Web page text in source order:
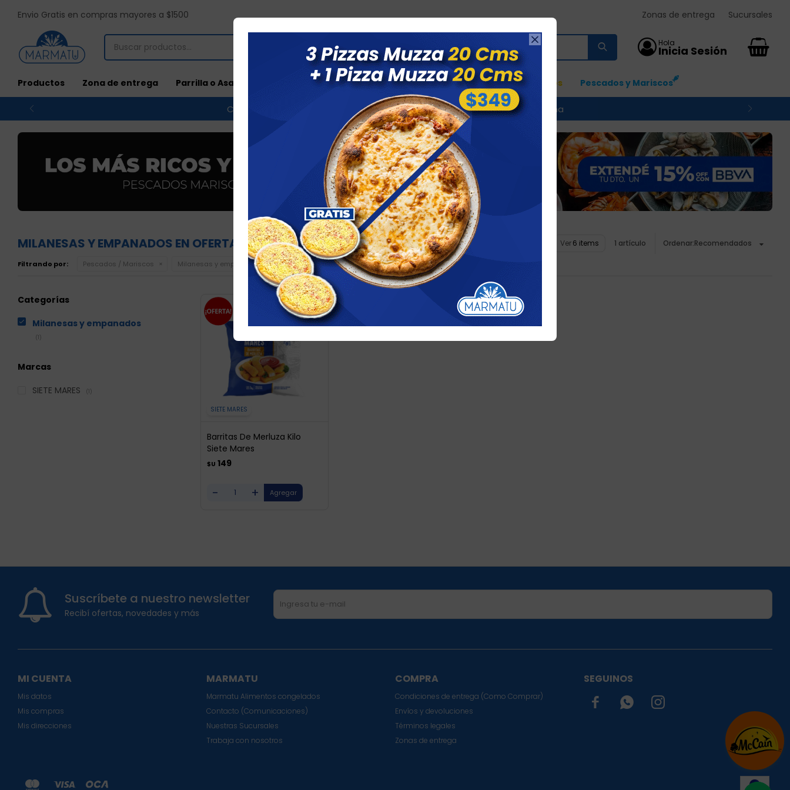

Compras menores a $ 1500 costo de envío $60 *Puede Variar según su zona
Productos Zona de entrega Parrilla o Asado Blog Ofertas Promociones Nuevos Ingresos Pescados y Mariscos
0
Envio Gratis en compras mayores a $1500 Zonas de entrega Sucursales
MILANESAS Y EMPANADOS EN OFERTA Ver 1 artículo Recomendados
Filtrando por: Pescados / Mariscos Milanesas y empanados Quitar filtros
SIETE MARES
Barritas De Merluza Kilo
Siete Mares
$U 149
- +
Categorías
Milanesas y empanados
(1)
Marcas
SIETE MARES
(1)
Suscríbete a nuestro newsletter
Recibí ofertas, novedades y más
MI CUENTA
Mis datos
Mis compras
Mis direcciones
MARMATU
Marmatu Alimentos congelados
Contacto (Comunicaciones)
Nuestras Sucursales
Trabaja con nosotros
COMPRA
Condiciones de entrega (Como Comprar)
Envíos y devoluciones
Términos legales
Zonas de entrega
SEGUINOS

 